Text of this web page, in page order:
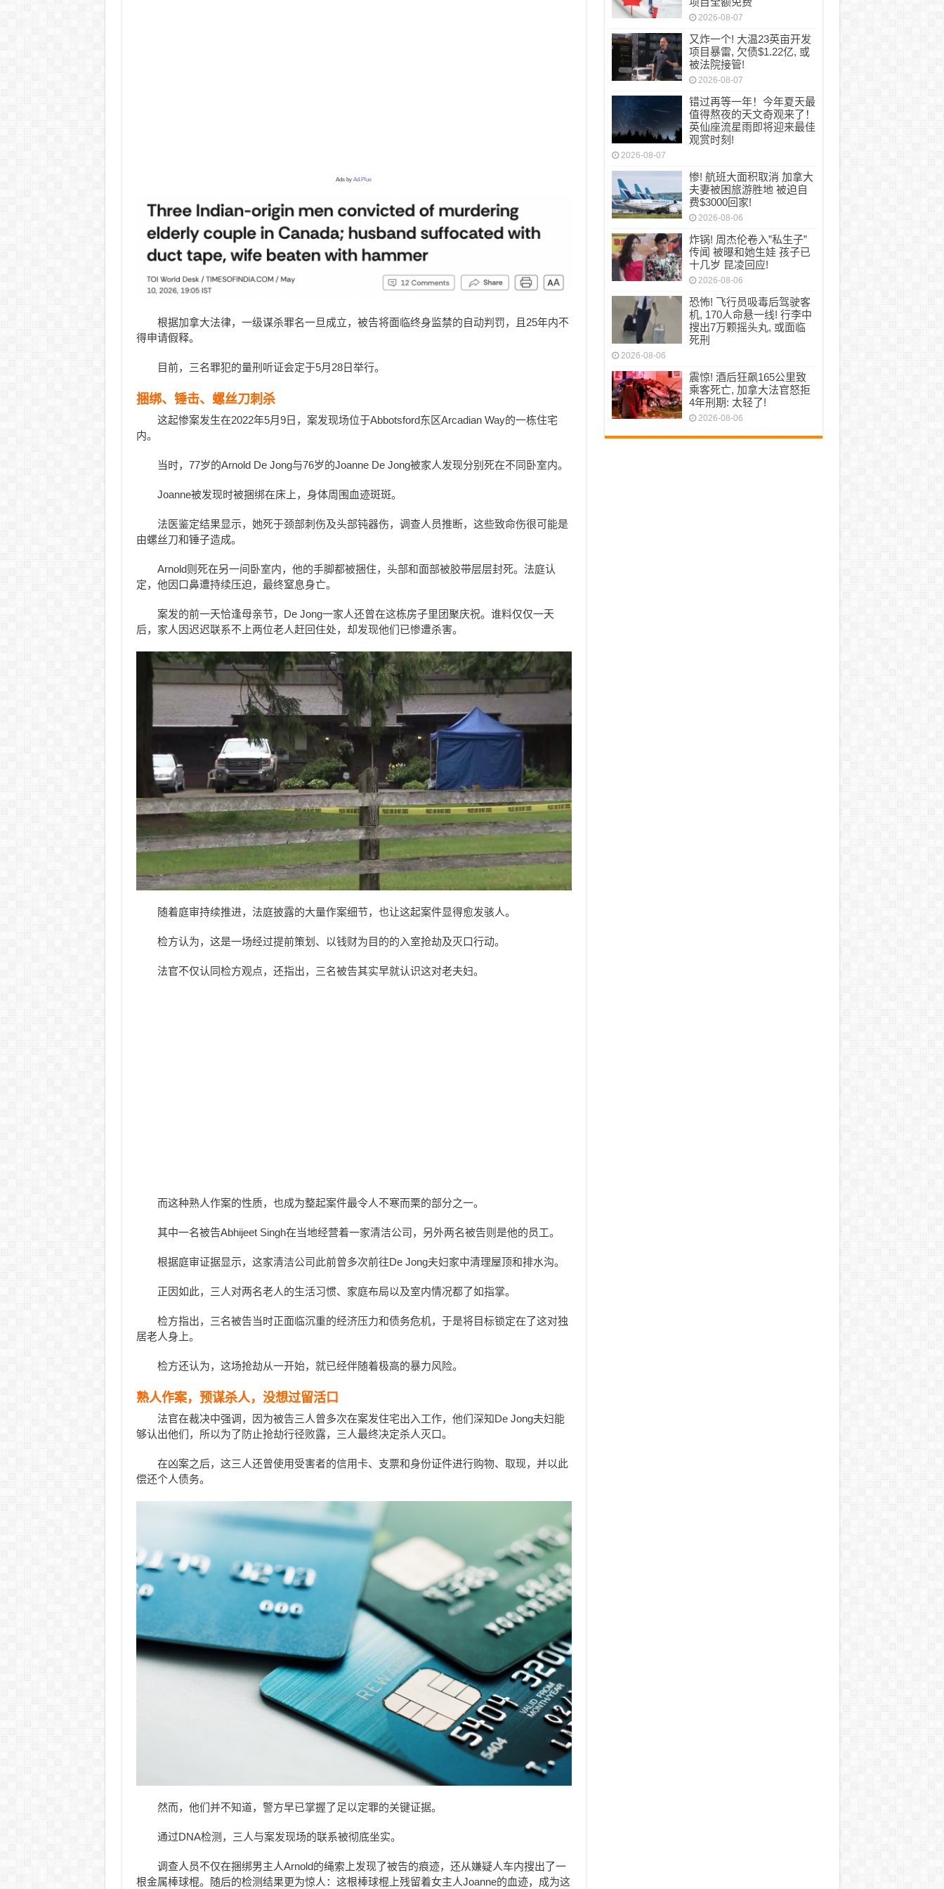
Ads by Ad.Plus
根据加拿大法律，一级谋杀罪名一旦成立，被告将面临终身监禁的自动判罚，且25年内不
得申请假释。
目前，三名罪犯的量刑听证会定于5月28日举行。
捆绑、锤击、螺丝刀刺杀
这起惨案发生在2022年5月9日，案发现场位于Abbotsford东区Arcadian Way的一栋住宅
内。
当时，77岁的Arnold De Jong与76岁的Joanne De Jong被家人发现分别死在不同卧室内。
Joanne被发现时被捆绑在床上，身体周围血迹斑斑。
法医鉴定结果显示，她死于颈部刺伤及头部钝器伤，调查人员推断，这些致命伤很可能是
由螺丝刀和锤子造成。
Arnold则死在另一间卧室内，他的手脚都被捆住，头部和面部被胶带层层封死。法庭认
定，他因口鼻遭持续压迫，最终窒息身亡。
案发的前一天恰逢母亲节，De Jong一家人还曾在这栋房子里团聚庆祝。谁料仅仅一天
后，家人因迟迟联系不上两位老人赶回住处，却发现他们已惨遭杀害。
随着庭审持续推进，法庭披露的大量作案细节，也让这起案件显得愈发骇人。
检方认为，这是一场经过提前策划、以钱财为目的的入室抢劫及灭口行动。
法官不仅认同检方观点，还指出，三名被告其实早就认识这对老夫妇。
而这种熟人作案的性质，也成为整起案件最令人不寒而栗的部分之一。
其中一名被告Abhijeet Singh在当地经营着一家清洁公司，另外两名被告则是他的员工。
根据庭审证据显示，这家清洁公司此前曾多次前往De Jong夫妇家中清理屋顶和排水沟。
正因如此，三人对两名老人的生活习惯、家庭布局以及室内情况都了如指掌。
检方指出，三名被告当时正面临沉重的经济压力和债务危机，于是将目标锁定在了这对独
居老人身上。
检方还认为，这场抢劫从一开始，就已经伴随着极高的暴力风险。
熟人作案，预谋杀人，没想过留活口
法官在裁决中强调，因为被告三人曾多次在案发住宅出入工作，他们深知De Jong夫妇能
够认出他们，所以为了防止抢劫行径败露，三人最终决定杀人灭口。
在凶案之后，这三人还曾使用受害者的信用卡、支票和身份证件进行购物、取现，并以此
偿还个人债务。
然而，他们并不知道，警方早已掌握了足以定罪的关键证据。
通过DNA检测，三人与案发现场的联系被彻底坐实。
调查人员不仅在捆绑男主人Arnold的绳索上发现了被告的痕迹，还从嫌疑人车内搜出了一
根金属棒球棍。随后的检测结果更为惊人：这根棒球棍上残留着女主人Joanne的血迹，成为这
2026-08-07
又炸一个! 大温23英亩开发
项目暴雷, 欠债$1.22亿, 或
被法院接管!
2026-08-07
错过再等一年！今年夏天最
值得熬夜的天文奇观来了！
英仙座流星雨即将迎来最佳
观赏时刻!
2026-08-07
惨! 航班大面积取消 加拿大
夫妻被困旅游胜地 被迫自
费$3000回家!
2026-08-06
炸锅! 周杰伦卷入”私生子”
传闻 被曝和她生娃 孩子已
十几岁 昆凌回应!
2026-08-06
恐怖! 飞行员吸毒后驾驶客
机, 170人命悬一线! 行李中
搜出7万颗摇头丸, 或面临
死刑
2026-08-06
震惊! 酒后狂飙165公里致
乘客死亡, 加拿大法官怒拒
4年刑期: 太轻了!
2026-08-06